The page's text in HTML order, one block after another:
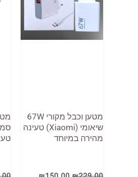
מטען וכבל מקורי 67W
שיאומי (Xiaomi) טעינה
מהירה במיוחד
המחיר